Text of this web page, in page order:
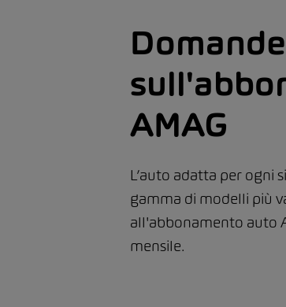
AMAG
L’auto adatta per ogni
gamma di modelli più
all'abbonamento auto
mensile.